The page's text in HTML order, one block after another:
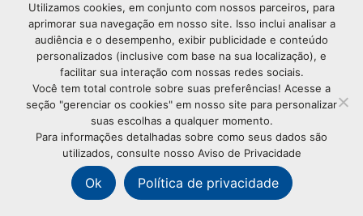
Utilizamos cookies, em conjunto com nossos parceiros, para
aprimorar sua navegação em nosso site. Isso inclui analisar a
audiência e o desempenho, exibir publicidade e conteúdo
personalizados (inclusive com base na sua localização), e
facilitar sua interação com nossas redes sociais.
Você tem total controle sobre suas preferências! Acesse a
seção "gerenciar os cookies" em nosso site para personalizar
suas escolhas a qualquer momento.
Para informações detalhadas sobre como seus dados são
utilizados, consulte nosso Aviso de Privacidade
Ok Política de privacidade